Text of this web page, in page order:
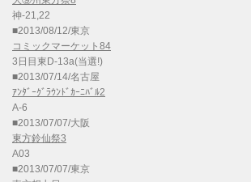
神-21,22
■2013/08/12/東京
コミックマーケット84
3日目東D-13a(当選!)
■2013/07/14/名古屋
ｱﾝﾀﾞｰｸﾞﾗｳﾝﾄﾞｶｰﾆﾊﾞﾙ2
A-6
■2013/07/07/大阪
東方鈴仙祭3
A03
■2013/07/07/東京